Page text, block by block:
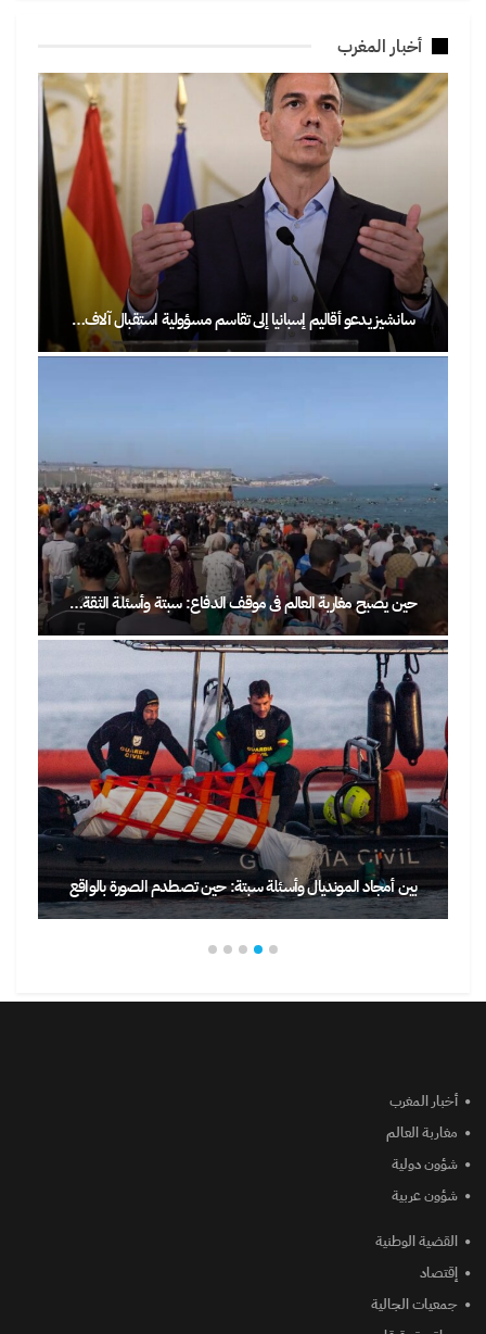
أخبار المغرب
سانشيز يدعو أقاليم إسبانيا إلى تقاسم مسؤولية استقبال آلاف…
حين يصبح مغاربة العالم في موقف الدفاع: سبتة وأسئلة الثقة…
بين أمجاد المونديال وأسئلة سبتة: حين تصطدم الصورة بالواقع
أخبار المغرب
مغاربة العالم
شؤون دولية
شؤون عربية
القضية الوطنية
إقتصاد
جمعيات الجالية